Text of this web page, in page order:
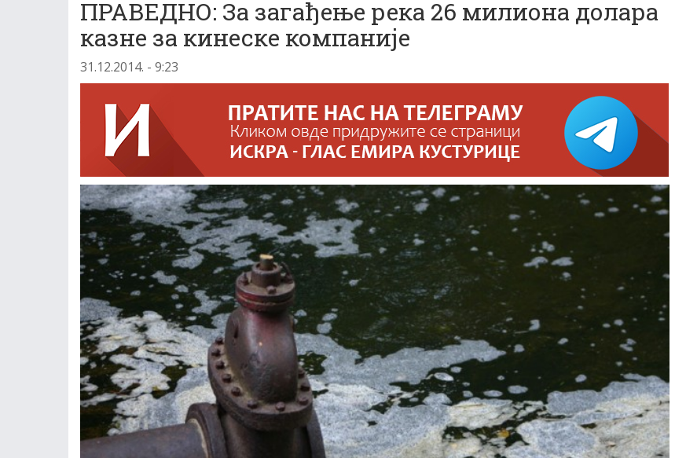
ПРАВЕДНО: За загађење река 26 милиона долара
казне за кинеске компаније
31.12.2014. - 9:23